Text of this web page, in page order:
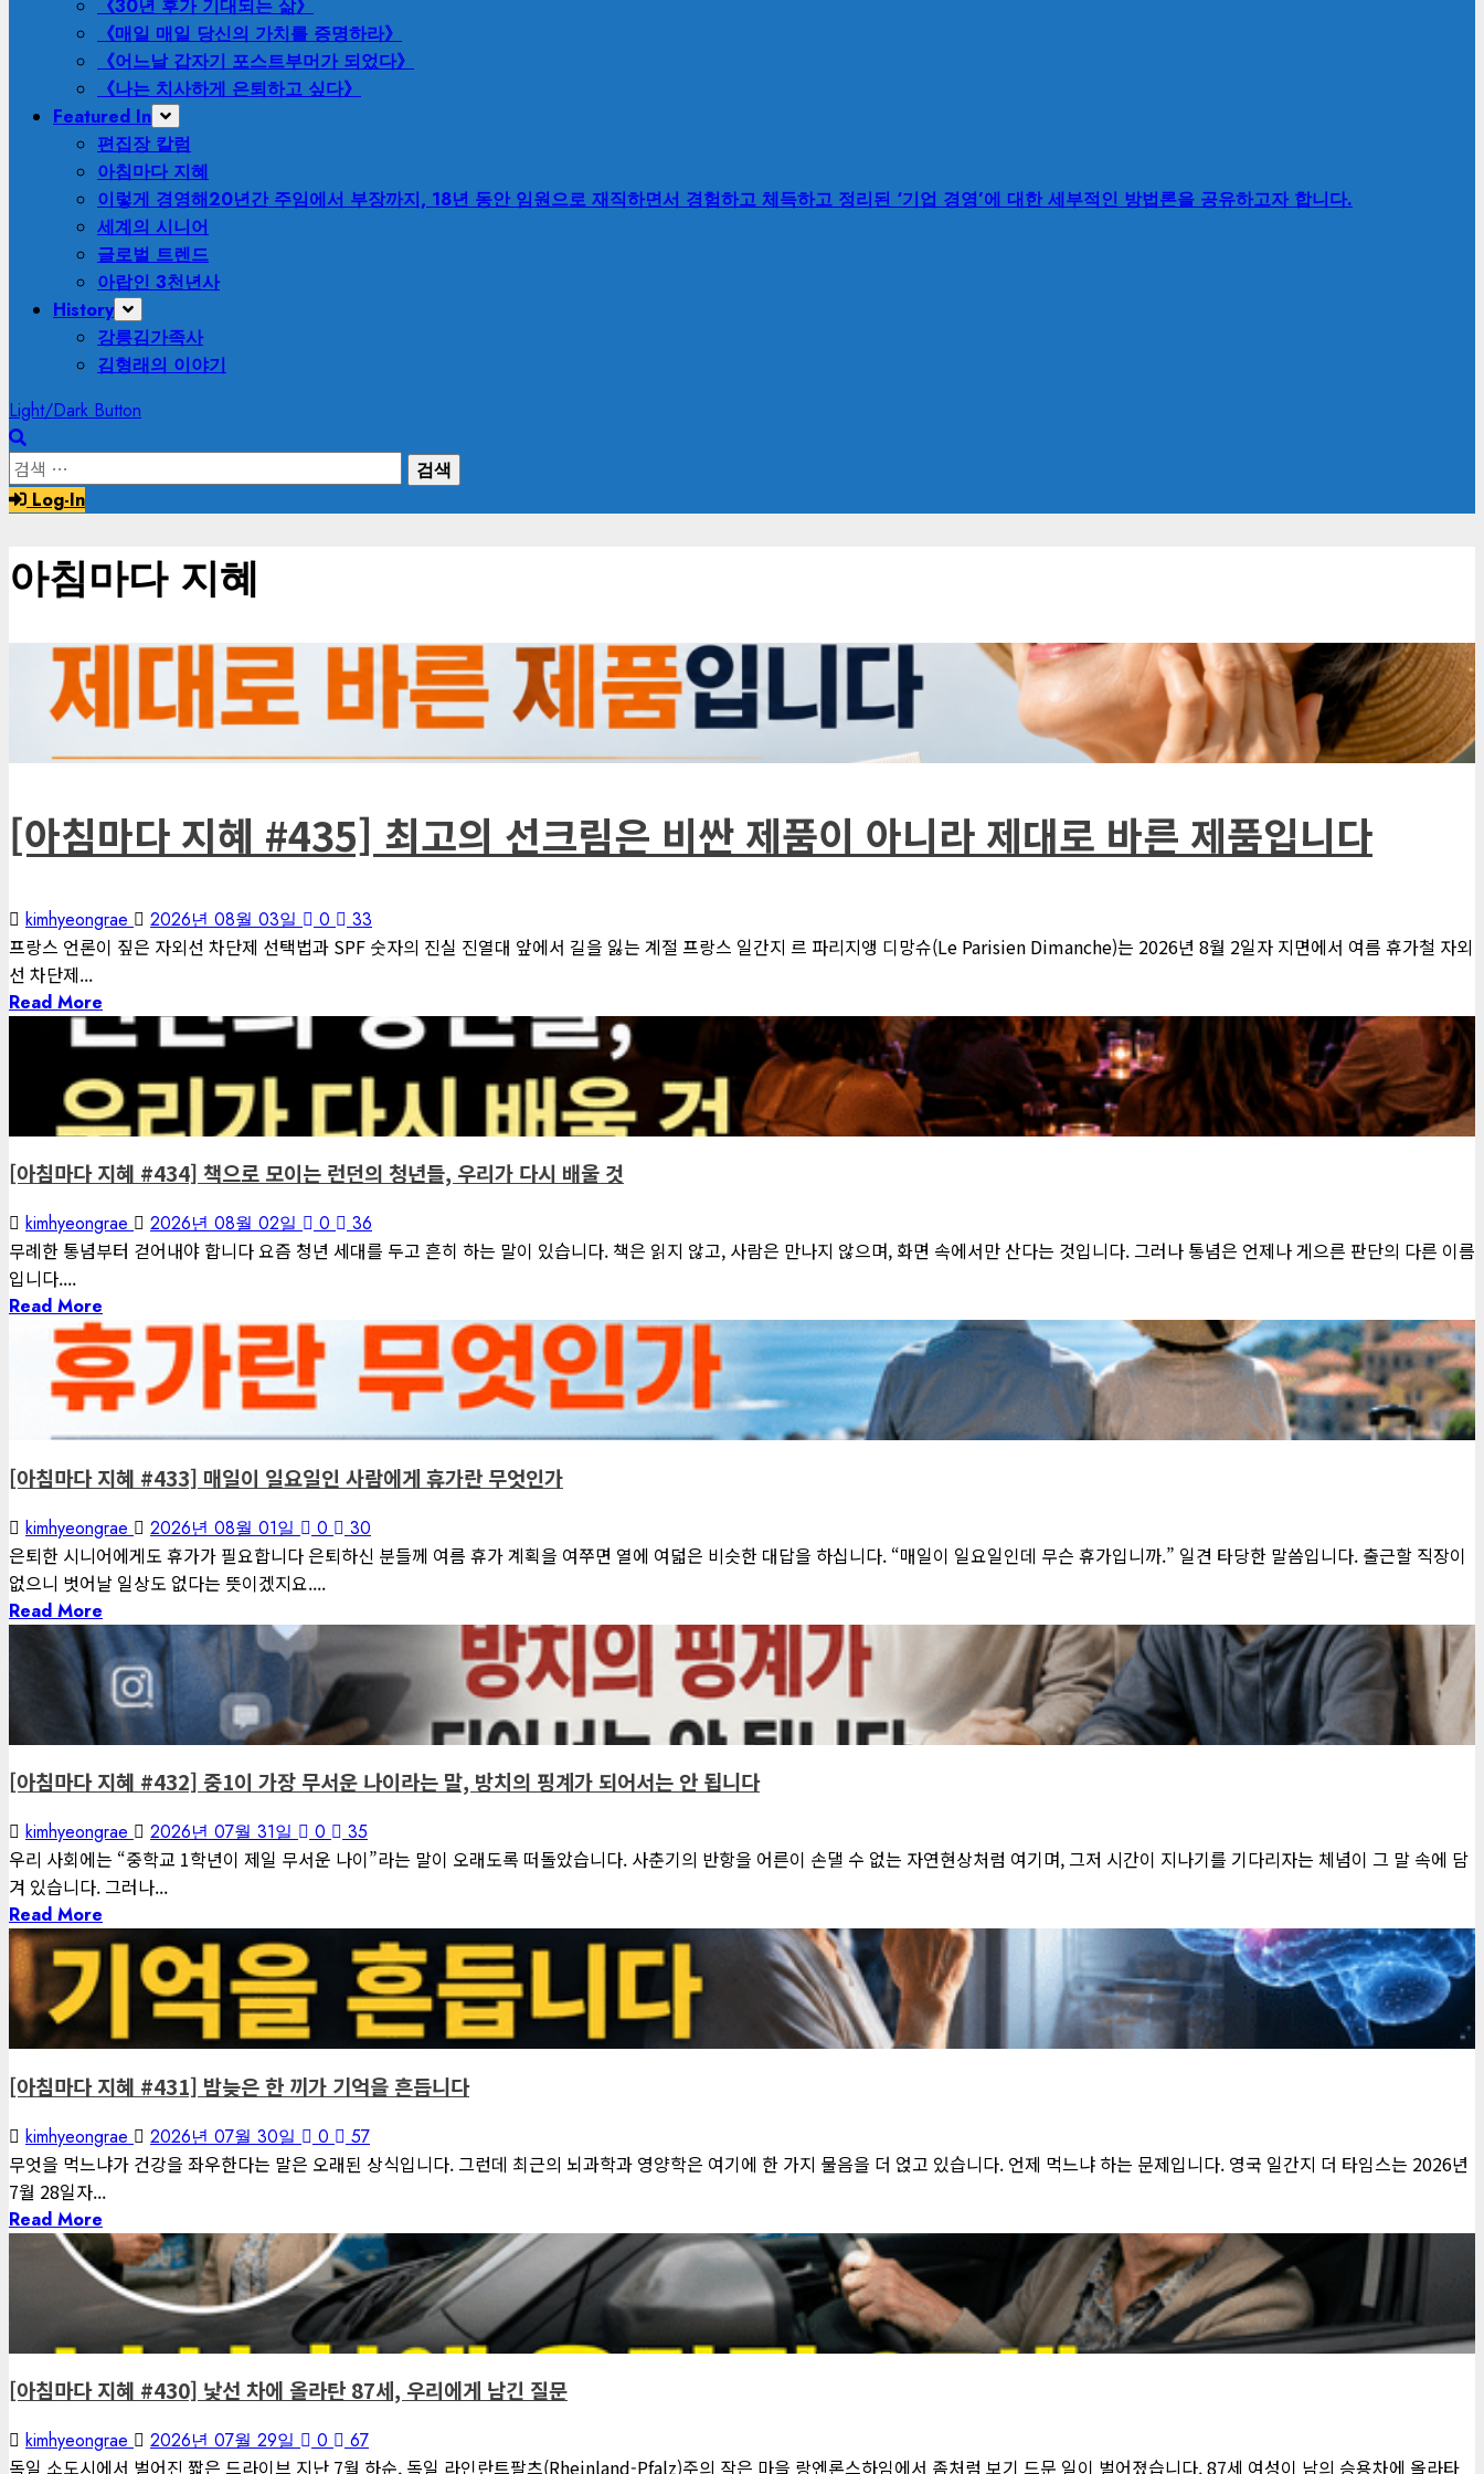
《30년 후가 기대되는 삶》
《매일 매일 당신의 가치를 증명하라》
《어느날 갑자기 포스트부머가 되었다》
《나는 치사하게 은퇴하고 싶다》
Featured In
편집장 칼럼
아침마다 지혜
이렇게 경영해20년간 주임에서 부장까지, 18년 동안 임원으로 재직하면서 경험하고 체득하고 정리된 ‘기업 경영’에 대한 세부적인 방법론을 공유하고자 합니다.
세계의 시니어
글로벌 트렌드
아랍인 3천년사
History
강릉김가족사
김형래의 이야기
Light/Dark Button
검
색:Log-In
아침마다 지혜
1 minute read
게재된 글
아침마다 지혜
[아침마다 지혜 #435] 최고의 선크림은 비싼 제품이 아니라 제대로 바른 제품입니다
kimhyeongrae 2026년 08월 03일 0 33
프랑스 언론이 짚은 자외선 차단제 선택법과 SPF 숫자의 진실 진열대 앞에서 길을 잃는 계절 프랑스 일간지 르 파리지앵 디망슈(Le Parisien Dimanche)는 2026년 8월 2일자 지면에서 여름 휴가철 자외
선 차단제...
Read More
1 minute read
게재된 글
아침마다 지혜
[아침마다 지혜 #434] 책으로 모이는 런던의 청년들, 우리가 다시 배울 것
kimhyeongrae 2026년 08월 02일 0 36
무례한 통념부터 걷어내야 합니다 요즘 청년 세대를 두고 흔히 하는 말이 있습니다. 책은 읽지 않고, 사람은 만나지 않으며, 화면 속에서만 산다는 것입니다. 그러나 통념은 언제나 게으른 판단의 다른 이름
입니다....
Read More
1 minute read
게재된 글
아침마다 지혜
[아침마다 지혜 #433] 매일이 일요일인 사람에게 휴가란 무엇인가
kimhyeongrae 2026년 08월 01일 0 30
은퇴한 시니어에게도 휴가가 필요합니다 은퇴하신 분들께 여름 휴가 계획을 여쭈면 열에 여덟은 비슷한 대답을 하십니다. “매일이 일요일인데 무슨 휴가입니까.” 일견 타당한 말씀입니다. 출근할 직장이
없으니 벗어날 일상도 없다는 뜻이겠지요....
Read More
1 minute read
게재된 글
아침마다 지혜
[아침마다 지혜 #432] 중1이 가장 무서운 나이라는 말, 방치의 핑계가 되어서는 안 됩니다
kimhyeongrae 2026년 07월 31일 0 35
우리 사회에는 “중학교 1학년이 제일 무서운 나이”라는 말이 오래도록 떠돌았습니다. 사춘기의 반항을 어른이 손댈 수 없는 자연현상처럼 여기며, 그저 시간이 지나기를 기다리자는 체념이 그 말 속에 담
겨 있습니다. 그러나...
Read More
1 minute read
게재된 글
아침마다 지혜
[아침마다 지혜 #431] 밤늦은 한 끼가 기억을 흔듭니다
kimhyeongrae 2026년 07월 30일 0 57
무엇을 먹느냐가 건강을 좌우한다는 말은 오래된 상식입니다. 그런데 최근의 뇌과학과 영양학은 여기에 한 가지 물음을 더 얹고 있습니다. 언제 먹느냐 하는 문제입니다. 영국 일간지 더 타임스는 2026년
7월 28일자...
Read More
1 minute read
게재된 글
아침마다 지혜
[아침마다 지혜 #430] 낯선 차에 올라탄 87세, 우리에게 남긴 질문
kimhyeongrae 2026년 07월 29일 0 67
독일 소도시에서 벌어진 짧은 드라이브 지난 7월 하순, 독일 라인란트팔츠(Rheinland-Pfalz)주의 작은 마을 랑엔론스하임에서 좀처럼 보기 드문 일이 벌어졌습니다. 87세 여성이 남의 승용차에 올라타